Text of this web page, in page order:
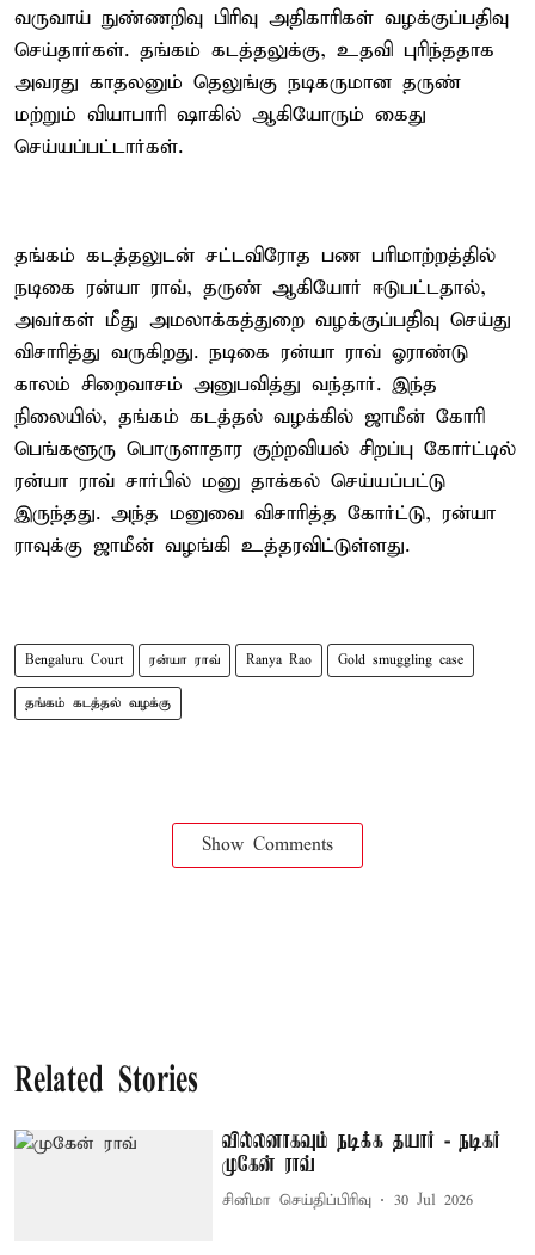
வருவாய் நுண்ணறிவு பிரிவு அதிகாரிகள் வழக்குப்பதிவு
செய்தார்கள். தங்கம் கடத்தலுக்கு, உதவி புரிந்ததாக
அவரது காதலனும் தெலுங்கு நடிகருமான தருண்
மற்றும் வியாபாரி ஷாகில் ஆகியோரும் கைது
செய்யப்பட்டார்கள்.
தங்கம் கடத்தலுடன் சட்டவிரோத பண பரிமாற்றத்தில்
நடிகை ரன்யா ராவ், தருண் ஆகியோர் ஈடுபட்டதால்,
அவர்கள் மீது அமலாக்கத்துறை வழக்குப்பதிவு செய்து
விசாரித்து வருகிறது. நடிகை ரன்யா ராவ் ஓராண்டு
காலம் சிறைவாசம் அனுபவித்து வந்தார். இந்த
நிலையில், தங்கம் கடத்தல் வழக்கில் ஜாமீன் கோரி
பெங்களூரு பொருளாதார குற்றவியல் சிறப்பு கோர்ட்டில்
ரன்யா ராவ் சார்பில் மனு தாக்கல் செய்யப்பட்டு
இருந்தது. அந்த மனுவை விசாரித்த கோர்ட்டு, ரன்யா
ராவுக்கு ஜாமீன் வழங்கி உத்தரவிட்டுள்ளது.
Bengaluru Court ரன்யா ராவ் Ranya Rao Gold smuggling case
தங்கம் கடத்தல் வழக்கு
Show Comments
Related Stories
வில்லனாகவும் நடிக்க தயார் - நடிகர்
முகேன் ராவ்
சினிமா செய்திப்பிரிவு 30 Jul 2026